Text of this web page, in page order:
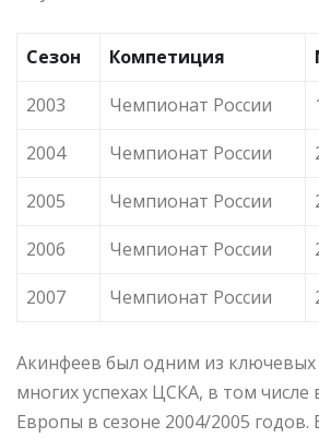
Сезон Компетиция
2003
Чемпионат России
2004
Чемпионат России
2005
Чемпионат России
2006
Чемпионат России
2007
Чемпионат России
Акинфеев был одним из ключевых
многих успехах ЦСКА, в том
Европы в сезоне 2004/2005 годов.